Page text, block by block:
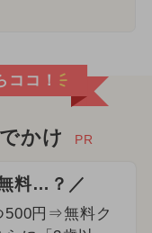
ココ！
かけ PR
料…？／
500円⇒無料ク